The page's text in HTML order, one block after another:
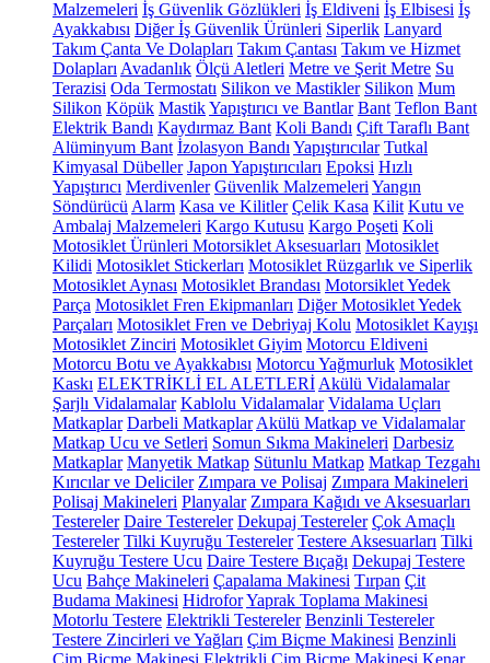
Malzemeleri İş Güvenlik Gözlükleri İş Eldiveni İş Elbisesi İş
Ayakkabısı Diğer İş Güvenlik Ürünleri Siperlik Lanyard
Takım Çanta Ve Dolapları Takım Çantası Takım ve Hizmet
Dolapları Avadanlık Ölçü Aletleri Metre ve Şerit Metre Su
Terazisi Oda Termostatı Silikon ve Mastikler Silikon Mum
Silikon Köpük MastikYapıştırıcı ve Bantlar Bant Teflon Bant
Elektrik Bandı Kaydırmaz Bant Koli Bandı Çift Taraflı Bant
Alüminyum Bant İzolasyon Bandı Yapıştırıcılar Tutkal
Kimyasal Dübeller Japon Yapıştırıcıları Epoksi Hızlı
Yapıştırıcı Merdivenler Güvenlik Malzemeleri Yangın
Söndürücü Alarm Kasa ve Kilitler Çelik Kasa Kilit Kutu ve
Ambalaj Malzemeleri Kargo Kutusu Kargo Poşeti Koli
Motosiklet Ürünleri Motorsiklet Aksesuarları Motosiklet
Kilidi Motosiklet Stickerları Motosiklet Rüzgarlık ve Siperlik
Motosiklet Aynası Motosiklet Brandası Motorsiklet Yedek
Parça Motosiklet Fren Ekipmanları Diğer Motosiklet Yedek
Parçaları Motosiklet Fren ve Debriyaj Kolu Motosiklet Kayışı
Motosiklet Zinciri Motosiklet Giyim Motorcu Eldiveni
Motorcu Botu ve Ayakkabısı Motorcu Yağmurluk Motosiklet
Kaskı ELEKTRİKLİ EL ALETLERİ Akülü Vidalamalar
Şarjlı Vidalamalar Kablolu Vidalamalar Vidalama Uçları
Matkaplar Darbeli Matkaplar Akülü Matkap ve Vidalamalar
Matkap Ucu ve Setleri Somun Sıkma Makineleri Darbesiz
Matkaplar Manyetik Matkap Sütunlu Matkap Matkap Tezgahı
Kırıcılar ve Deliciler Zımpara ve Polisaj Zımpara Makineleri
Polisaj Makineleri Planyalar Zımpara Kağıdı ve Aksesuarları
Testereler Daire Testereler Dekupaj Testereler Çok Amaçlı
Testereler Tilki Kuyruğu Testereler Testere Aksesuarları Tilki
Kuyruğu Testere Ucu Daire Testere Bıçağı Dekupaj Testere
Ucu Bahçe Makineleri Çapalama Makinesi Tırpan Çit
Budama Makinesi HidroforYaprak Toplama Makinesi
Motorlu Testere Elektrikli Testereler Benzinli Testereler
Testere Zincirleri ve Yağları Çim Biçme Makinesi Benzinli
Çim Biçme Makinesi Elektrikli Çim Biçme Makinesi Kenar